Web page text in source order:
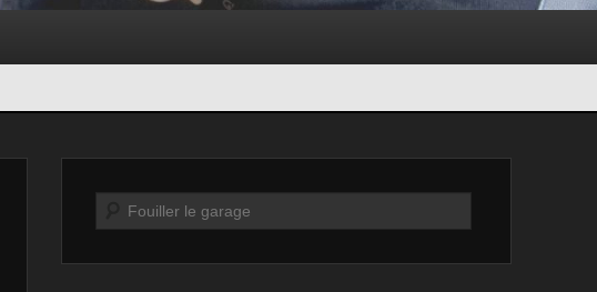
Recherche